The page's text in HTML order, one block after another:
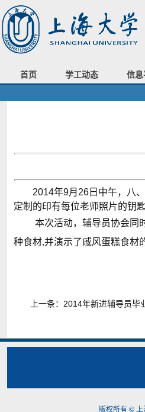
首页 学工动态 信息
2014年9月 26 日中午，八
定制的印有每位老师照片的钥
本次活动，辅导员协会同
种食材,并演示了戚风蛋糕食材
上一条： 2014年新进辅导员毕
版权所有 © 上